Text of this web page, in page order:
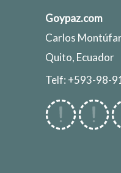
Goypaz.com
Carlos
Quito, Ecuador
Telf: +593-98-